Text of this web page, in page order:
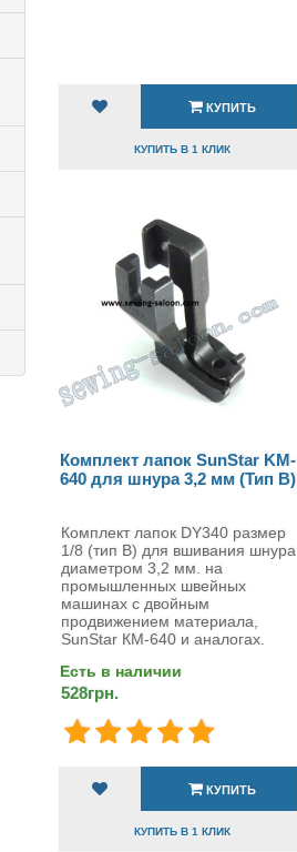
КУПИТЬ
КУПИТЬ В 1 КЛИК
Комплект лапок SunStar KM-
640 для шнура 3,2 мм (Тип B)
Комплект лапок DY340 размер
1/8 (тип B) для вшивания шнура
диаметром 3,2 мм. на
промышленных швейных
машинах с двойным
продвижением материала,
SunStar КМ-640 и аналогах.
Есть в наличии
528грн.
КУПИТЬ
КУПИТЬ В 1 КЛИК